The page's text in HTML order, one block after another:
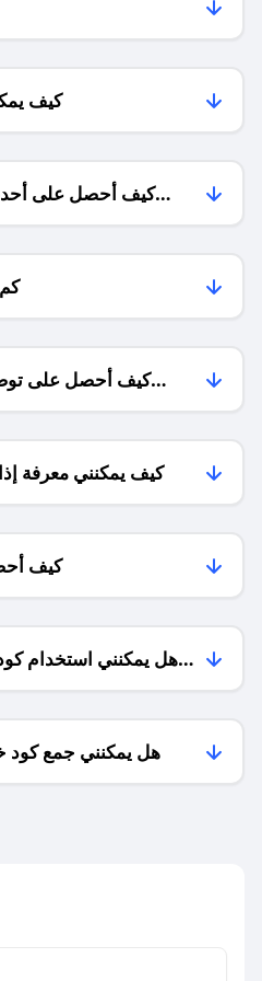
كيف
كيف أحصل على
كيف أحصل على
كيف يمكنني معرفة
كيف
هل يمكنني استخدام
هل يمكنني جمع كود